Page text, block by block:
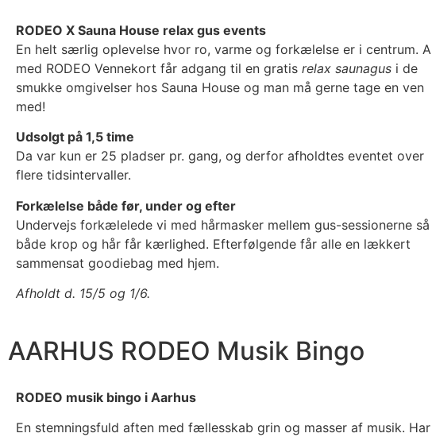
RODEO X Sauna House relax gus events
En helt særlig oplevelse hvor ro, varme og forkælelse er i centrum.
med RODEO Vennekort får adgang til en gratis relax saunagus i de
smukke omgivelser hos Sauna House og man må gerne tage en ven
med!
Udsolgt på 1,5 time
Da var kun er 25 pladser pr. gang, og derfor afholdtes eventet over
flere tidsintervaller.
Forkælelse både før, under og efter
Undervejs forkælelede vi med hårmasker mellem gus-sessionerne så
både krop og hår får kærlighed. Efterfølgende får alle en lækkert
sammensat goodiebag med hjem.
Afholdt d. 15/5 og 1/6.
AARHUS RODEO Musik Bingo
RODEO musik bingo i Aarhus
En stemningsfuld aften med fællesskab grin og masser af musik. Har